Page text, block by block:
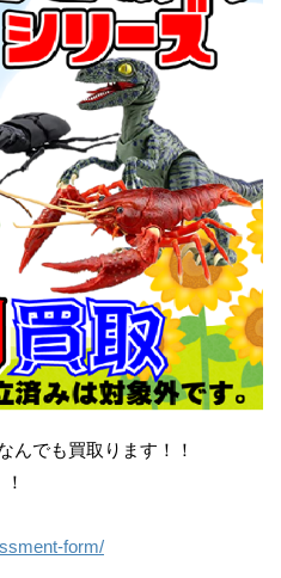
でも買取ります！！
form/